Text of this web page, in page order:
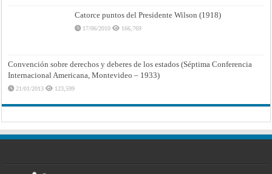
Catorce puntos del Presidente Wilson (1918)
17/06/2010 166,769
Convención sobre derechos y deberes de los estados (Séptima Conferencia
Internacional Americana, Montevideo – 1933)
21/01/2013 123,599